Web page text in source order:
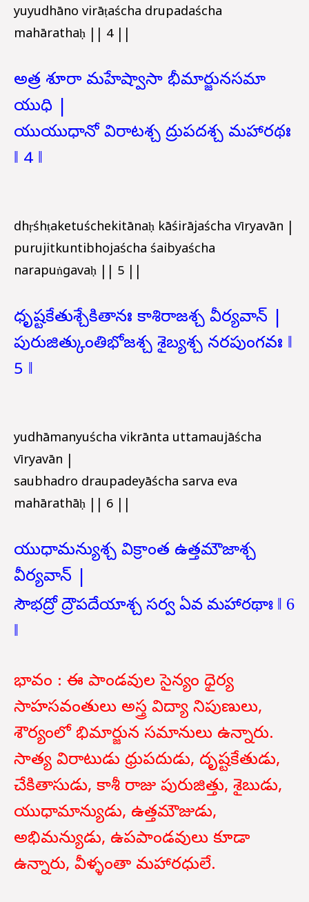
yuyudhāno virāṭaścha drupadaścha
mahārathaḥ || 4 ||
అత్ర శూరా మహేష్వాసా భీమార్జునసమా
యుధి |
యుయుధానో విరాటశ్చ ద్రుపదశ్చ మహారథః
‖ 4 ‖
dhṛśhṭaketuśchekitānaḥ kāśirājaścha vīryavān |
purujitkuntibhojaścha śaibyaścha
narapuṅgavaḥ || 5 ||
ధృష్టకేతుశ్చేకితానః కాశిరాజశ్చ వీర్యవాన్ |
పురుజిత్కుంతిభోజశ్చ శైబ్యశ్చ నరపుంగవః ‖
5 ‖
yudhāmanyuścha vikrānta uttamaujāścha
vīryavān |
saubhadro draupadeyāścha sarva eva
mahārathāḥ || 6 ||
యుధామన్యుశ్చ విక్రాంత ఉత్తమౌజాశ్చ
వీర్యవాన్ |
సౌభద్రో ద్రౌపదేయాశ్చ సర్వ ఏవ మహారథాః ‖ 6
‖
భావం : ఈ పాండవులసైన్యం ధైర్య
సాహసవంతులు అస్త్ర విద్యా నిపుణులు,
శౌర్యంలో భిమార్జున సమానులు ఉన్నారు.
సాత్య విరాటుడు ధ్రుపదుడు, దృష్టకేతుడు,
చేకితాసుడు, కాశీ రాజు పురుజిత్తు, శైబుడు,
యుధామాన్యుడు, ఉత్తమౌజుడు,
అభిమన్యుడు, ఉపపాండవులు కూడా
ఉన్నారు, వీళ్ళంతా మహారధులే.